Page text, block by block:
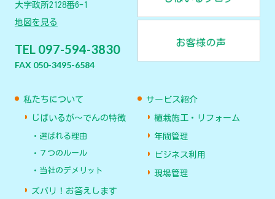
大字政所2128番6-1
地図を見る
TEL 097-594-3830
FAX 050-3495-6584
私たちについて
じばいるが〜でんの特徴
選ばれる理由
７つのルール
当社のデメリット
ズバリ！お答えします
サービス紹介
植栽施工・リフォーム
年間管理
ビジネス利用
現場管理